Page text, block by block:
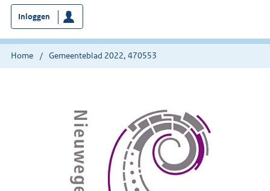
bent
nu
hier:
Inloggen
Home Gemeenteblad 2022, 470553